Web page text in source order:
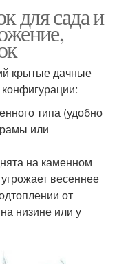
для сада и
крытые дачные
типа (удобно
или
на каменном
весеннее
от
низине или у